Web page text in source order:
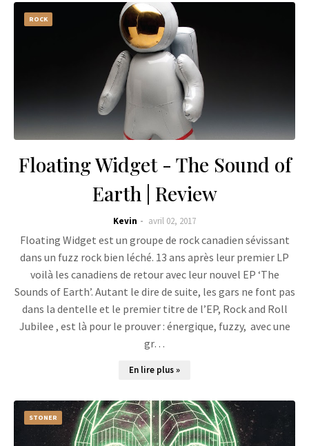
ROCK
Floating Widget - The Sound of
Earth | Review
Kevin avril 02, 2017
Floating Widget est un groupe de rock canadien sévissant
dans un fuzz rock bien léché. 13 ans après leur premier LP
voilà les canadiens de retour avec leur nouvel EP ‘The
Sounds of Earth’. Autant le dire de suite, les gars ne font pas
dans la dentelle et le premier titre de l’EP, Rock and Roll
Jubilee , est là pour le prouver : énergique, fuzzy, avec une
gr…
En lire plus »
STONER